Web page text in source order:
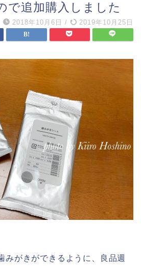
で追加購入しました
2018年10月6日 / 2019年10月25日
みがきができるように、良品週